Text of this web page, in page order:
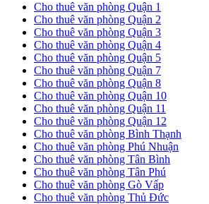
Cho thuê văn phòng Quận 1
Cho thuê văn phòng Quận 2
Cho thuê văn phòng Quận 3
Cho thuê văn phòng Quận 4
Cho thuê văn phòng Quận 5
Cho thuê văn phòng Quận 7
Cho thuê văn phòng Quận 8
Cho thuê văn phòng Quận 10
Cho thuê văn phòng Quận 11
Cho thuê văn phòng Quận 12
Cho thuê văn phòng Bình Thạnh
Cho thuê văn phòng Phú Nhuận
Cho thuê văn phòng Tân Bình
Cho thuê văn phòng Tân Phú
Cho thuê văn phòng Gò Vấp
Cho thuê văn phòng Thủ Đức